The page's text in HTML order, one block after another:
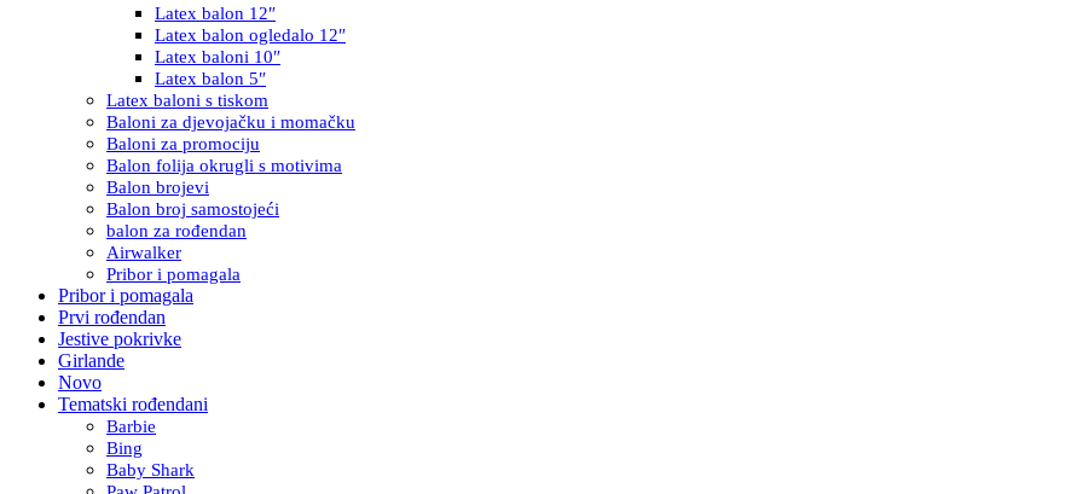
Latex balon 12″
Latex balon ogledalo 12″
Latex baloni 10″
Latex balon 5″
Latex baloni s tiskom
Baloni za djevojačku i momačku
Baloni za promociju
Balon folija okrugli s motivima
Balon brojevi
Balon broj samostojeći
balon za rođendan
Airwalker
Pribor i pomagala
Pribor i pomagala
Prvi rođendan
Jestive pokrivke
Girlande
Novo
Tematski rođendani
Barbie
Bing
Baby Shark